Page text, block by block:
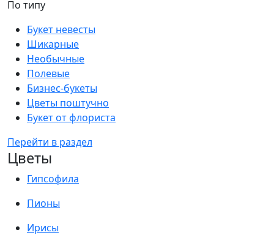
По типу
Букет невесты
Шикарные
Необычные
Полевые
Бизнес-букеты
Цветы поштучно
Букет от флориста
Перейти в раздел
Цветы
Гипсофила
Пионы
Ирисы